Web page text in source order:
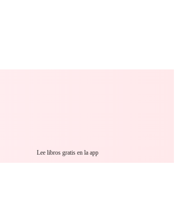
Lee libros gratis en la app